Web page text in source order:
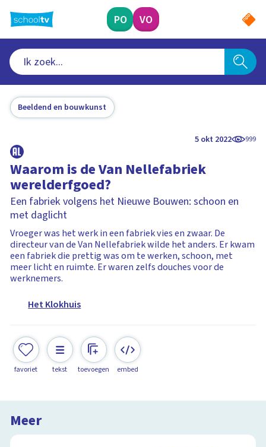
naar
hoofdinhoud
PO VO
Beeldend en bouwkunst
5 okt 2022 999
Waarom is de Van Nellefabriek
werelderfgoed?
Een fabriek volgens het Nieuwe Bouwen: schoon en
met daglicht
Vroeger was het werk in een fabriek vies en zwaar. De
directeur van de Van Nellefabriek wilde het anders. Er kwam
een fabriek die prettig was om te werken, schoon, met
meer licht en ruimte. Er waren zelfs douches voor de
werknemers.
Het Klokhuis
favoriet tekst toevoegen embed
Meer